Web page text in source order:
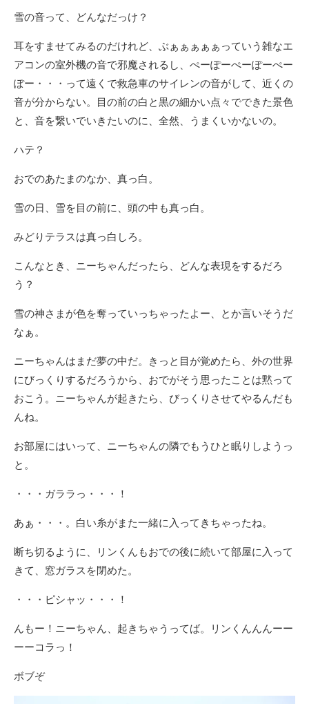
雪の音って、どんなだっけ？
耳をすませてみるのだけれど、ぶぁぁぁぁぁっていう雑なエ
アコンの室外機の音で邪魔されるし、ぺーぽーぺーぽーぺー
ぽー・・・って遠くで救急車のサイレンの音がして、近くの
音が分からない。目の前の白と黒の細かい点々でできた景色
と、音を繋いでいきたいのに、全然、うまくいかないの。
ハテ？
おでのあたまのなか、真っ白。
雪の日、雪を目の前に、頭の中も真っ白。
みどりテラスは真っ白しろ。
こんなとき、ニーちゃんだったら、どんな表現をするだろ
う？
雪の神さまが色を奪っていっちゃったよー、とか言いそうだ
なぁ。
ニーちゃんはまだ夢の中だ。きっと目が覚めたら、外の世界
にびっくりするだろうから、おでがそう思ったことは黙って
おこう。ニーちゃんが起きたら、びっくりさせてやるんだも
んね。
お部屋にはいって、ニーちゃんの隣でもうひと眠りしようっ
と。
・・・ガララっ・・・！
あぁ・・・。白い糸がまた一緒に入ってきちゃったね。
断ち切るように、リンくんもおでの後に続いて部屋に入って
きて、窓ガラスを閉めた。
・・・ピシャッ・・・！
んもー！ニーちゃん、起きちゃうってば。リンくんんんーー
ーーコラっ！
ボブぞ